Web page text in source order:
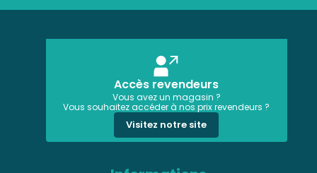
Accès revendeurs
Vous avez un magasin ?
Vous souhaitez accéder à nos prix revendeurs ?
Visitez notre site